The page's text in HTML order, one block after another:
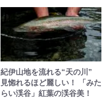
紀伊山地を流れる“天の川”
見惚れるほど麗しい！ 「みた
らい渓谷」紅葉の渓谷美！